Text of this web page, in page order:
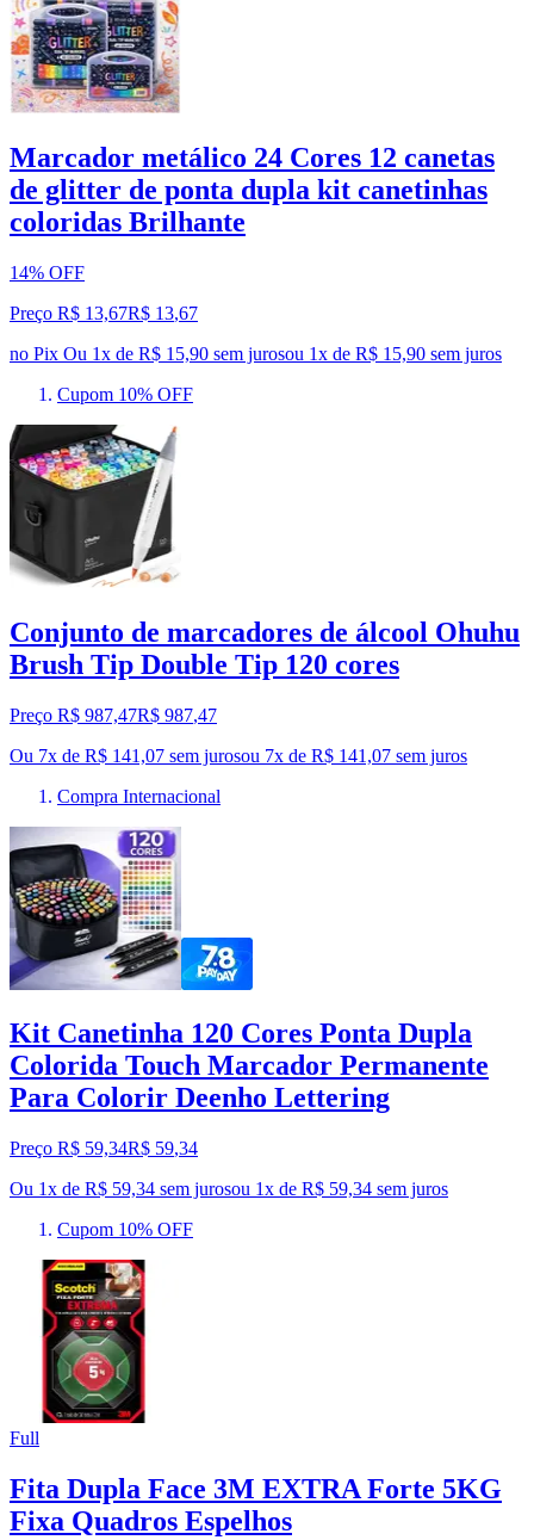
Marcador metálico 24 Cores 12 canetas
de glitter de ponta dupla kit canetinhas
coloridas Brilhante
14% OFF
Preço R$ 13,67R$ 13,67
no Pix Ou 1x de R$ 15,90 sem jurosou 1x de R$ 15,90 sem juros
Cupom 10% OFF
Conjunto de marcadores de álcool Ohuhu
Brush Tip Double Tip 120 cores
Preço R$ 987,47R$ 987,47
Ou 7x de R$ 141,07 sem jurosou 7x de R$ 141,07 sem juros
Compra Internacional
Kit Canetinha 120 Cores Ponta Dupla
Colorida Touch Marcador Permanente
Para Colorir Deenho Lettering
Preço R$ 59,34R$ 59,34
Ou 1x de R$ 59,34 sem jurosou 1x de R$ 59,34 sem juros
Cupom 10% OFF
Full
Fita Dupla Face 3M EXTRA Forte 5KG
Fixa Quadros Espelhos